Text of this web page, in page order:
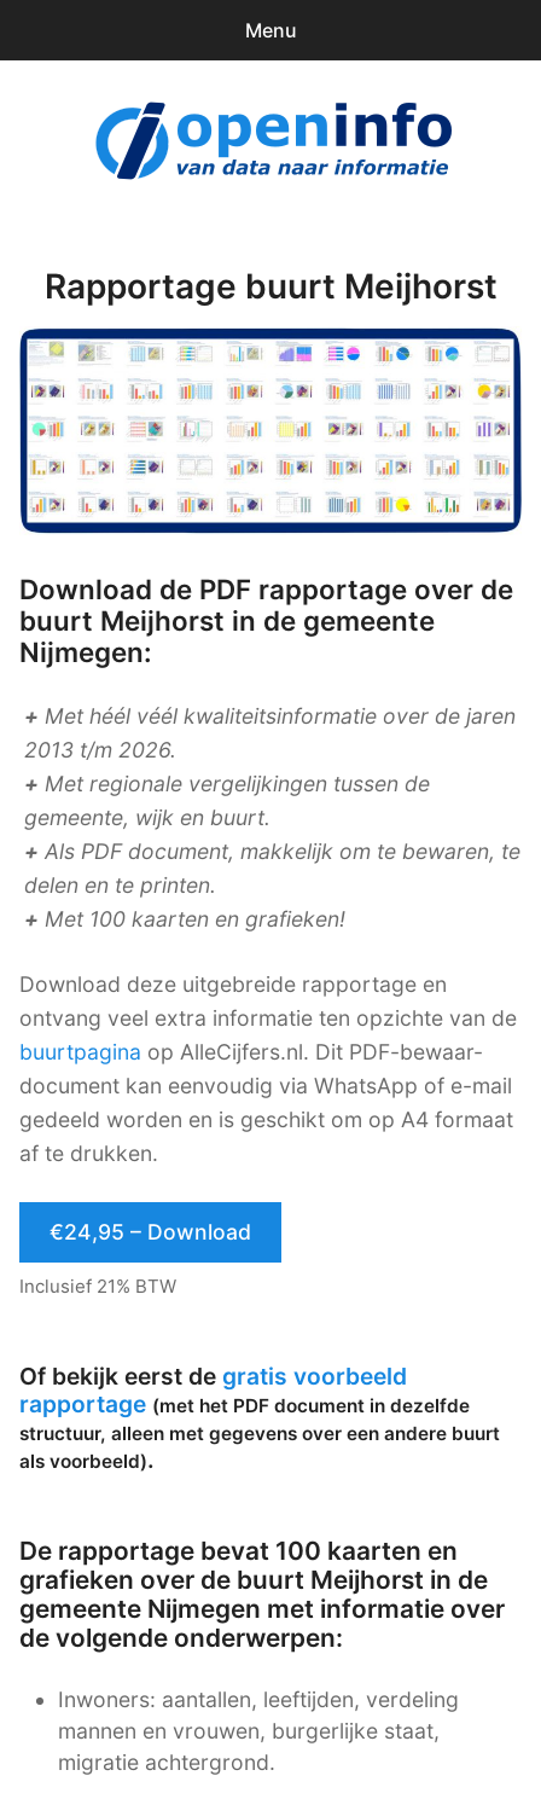
Menu
Downloads
Rapportage buurt Meijhorst
Download de PDF rapportage over de
buurt Meijhorst in de gemeente
Nijmegen:
+ Met héél véél kwaliteitsinformatie over de jaren
2013 t/m 2026.
+ Met regionale vergelijkingen tussen de
gemeente, wijk en buurt.
+ Als PDF document, makkelijk om te bewaren, te
delen en te printen.
+ Met 100 kaarten en grafieken!
Download deze uitgebreide rapportage en
ontvang veel extra informatie ten opzichte van de
buurtpagina op AlleCijfers.nl. Dit PDF-bewaar-
document kan eenvoudig via WhatsApp of e-mail
gedeeld worden en is geschikt om op A4 formaat
af te drukken.
€24,95 – Download
Inclusief 21% BTW
Of bekijk eerst de gratis voorbeeld
rapportage (met het PDF document in dezelfde
structuur, alleen met gegevens over een andere buurt
als voorbeeld).
De rapportage bevat 100 kaarten en
grafieken over de buurt Meijhorst in de
gemeente Nijmegen met informatie over
de volgende onderwerpen:
Inwoners: aantallen, leeftijden, verdeling
mannen en vrouwen, burgerlijke staat,
migratie achtergrond.